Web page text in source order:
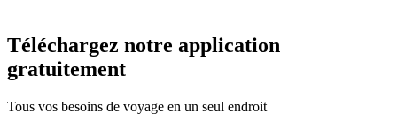
Téléchargez notre application
gratuitement
Tous vos besoins de voyage en un seul endroit